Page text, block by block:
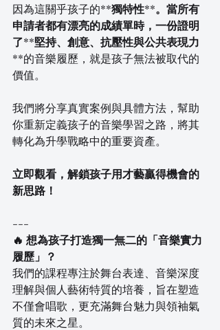
因為這關乎孩子的**獨特性**。當所有
申請者都有漂亮的成績單時，一份證明
了**堅持、創意、抗壓性與公共表現力
**的音樂履歷，就是孩子無法被取代的
價值。
我們將分享真實案例與具體方法，幫助
你重新定義孩子的音樂學習之路，將其
轉化為升學戰略中的重要資產。
立即觀看，解鎖孩子用才藝贏得機會的
新思路！
---
🔥 想為孩子打造獨一無二的「音樂實力
履歷」？
我們的課程專注於舞台表達、音樂深度
理解與個人藝術特質的培養，旨在塑造
不僅會唱歌，更充滿舞台魅力與領袖氣
質的未來之星。